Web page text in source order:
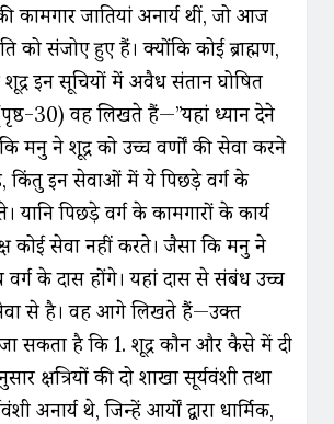
कामगार जातियां अनार्य थीं, जो आज
को संजोए हुए हैं। क्योंकि कोई ब्राह्मण,
शूद्र इन सूचियों में अवैध संतान घोषित
30) वह लिखते हैं—”यहां ध्यान देने
मनु ने शूद्र को उच्च वर्णों की सेवा करने
किंतु इन सेवाओं में ये पिछड़े वर्ग के
यानि पिछड़े वर्ग के कामगारों के कार्य
कोई सेवा नहीं करते। जैसा कि मनु ने
वर्ग के दास होंगे। यहां दास से संबंध उच्च
सेवा से है। वह आगे लिखते हैं—उक्त
सकता है कि 1. शूद्र कौन और कैसे में दी
क्षत्रियों की दो शाखा सूर्यवंशी तथा
अनार्य थे, जिन्हें आर्यों द्वारा धार्मिक,